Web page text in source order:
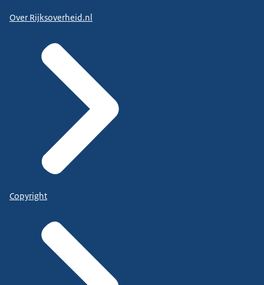
Over Rijksoverheid.nl
Copyright